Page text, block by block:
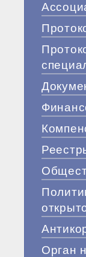
Орган